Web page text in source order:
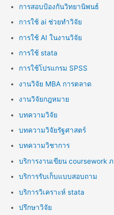
การสอบป้องกันวิทยานิพนธ์
การใช้ ai ช่วยทำวิจัย
การใช้ AI ในงานวิจัย
การใช้ stata
การใช้โปรแกรม SPSS
งานวิจัย MBA การตลาด
งานวิจัยกฎหมาย
บทความวิจัย
บทความวิจัยรัฐศาสตร์
บทความวิชาการ
บริการงานเขียน coursework
บริการรับเก็บแบบสอบถาม
บริการวิเคราะห์ stata
ปรึกษาวิจัย